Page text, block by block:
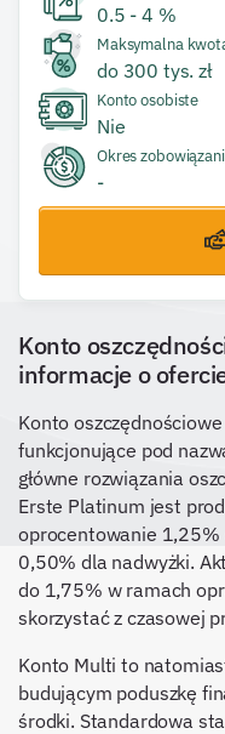
0.5 - 4 %
Maksymalna
do 300 tys. zł
Konto osobiste
Nie
Okres
-
Konto
informacje o
Konto
funkcjonujące pod
główne rozwiązania
Erste Platinum jest
oprocentowanie 1,25%
0,50% dla nadwyżki.
do 1,75% w ramach
skorzystać z czasowej
Konto Multi to
budującym poduszkę
środki. Standardowa